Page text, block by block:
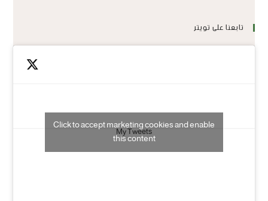
تابعنا على تويتر
My Tweets
Click to accept marketing cookies and enable
this content